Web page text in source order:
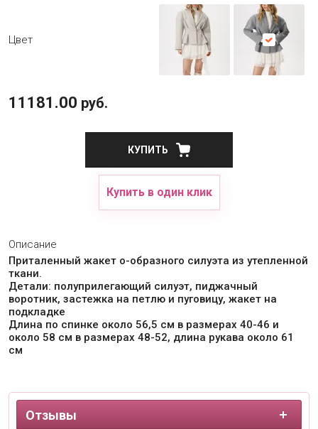
Цвет
11181.00 руб.
КУПИТЬ
Купить в один клик
Описание
Приталенный жакет о-образного силуэта из утепленной
ткани.
Детали: полуприлегающий силуэт, пиджачный
воротник, застежка на петлю и пуговицу, жакет на
подкладке
Длина по спинке около 56,5 см в размерах 40-46 и
около 58 см в размерах 48-52, длина рукава около 61
см
Отзывы